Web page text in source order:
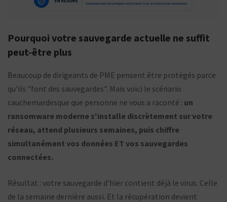
Pourquoi votre sauvegarde actuelle ne suffit
peut-être plus
Beaucoup de dirigeants de PME pensent être protégés parce
qu'ils "font des sauvegardes". Mais voici le scénario
cauchemardesque que personne ne vous a raconté : un
ransomware moderne s'installe discrètement sur votre
réseau, attend plusieurs semaines, puis chiffre
simultanément vos données ET vos sauvegardes
connectées.
Résultat : votre sauvegarde d'hier contient déjà le virus. Celle
de la semaine dernière aussi. Et la récupération devient